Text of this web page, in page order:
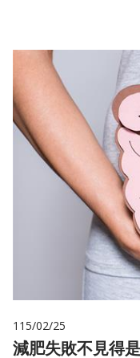
115/02/25
減肥失敗不見得